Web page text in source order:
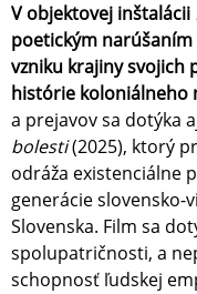
V objektovej inštalácii
poetickým
vzniku krajiny svojich
histórie koloniálneho
a prejavov sa dotýka
bolesti(2025), ktorý
odráža existenciálne
generácie slovensko-
Slovenska. Film sa
spolupatričnosti, a
schopnosť ľudskej